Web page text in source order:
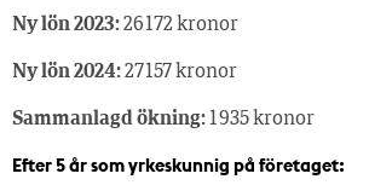
Ny lön 2023:26 172 kronor
Ny lön 2024:27 157 kronor
Sammanlagd ökning:1 935 kronor
Efter 5 år som yrkeskunnig på företaget: